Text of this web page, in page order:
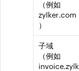
（例如
zylker.com
）
子域
（例如
invoice.zylk